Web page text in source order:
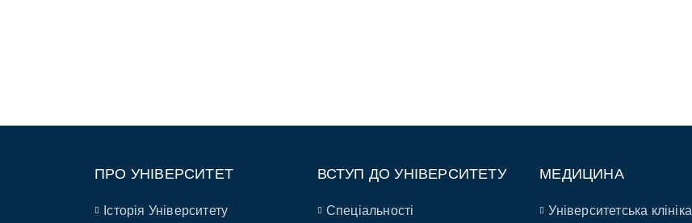
ПРО УНІВЕРСИТЕТ
Історія Університету
ВСТУП ДО УНІВЕРСИТЕТУ
Спеціальності
МЕДИЦИНА
Університетська клініка